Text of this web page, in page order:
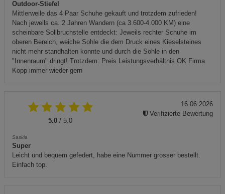
Outdoor-Stiefel
Mittlerweile das 4 Paar Schuhe gekauft und trotzdem zufrieden!
Nach jeweils ca. 2 Jahren Wandern (ca 3.600-4.000 KM) eine
scheinbare Sollbruchstelle entdeckt: Jeweils rechter Schuhe im
oberen Bereich, weiche Sohle die dem Druck eines Kieselsteines
nicht mehr standhalten konnte und durch die Sohle in den
"Innenraum" dringt! Trotzdem: Preis Leistungsverhältnis OK Firma
Kopp immer wieder gern
5.0 / 5.0
Saskia
Super
Leicht und bequem gefedert, habe eine Nummer grosser bestellt.
Einfach top.
16.06.2026
Verifizierte Bewertung